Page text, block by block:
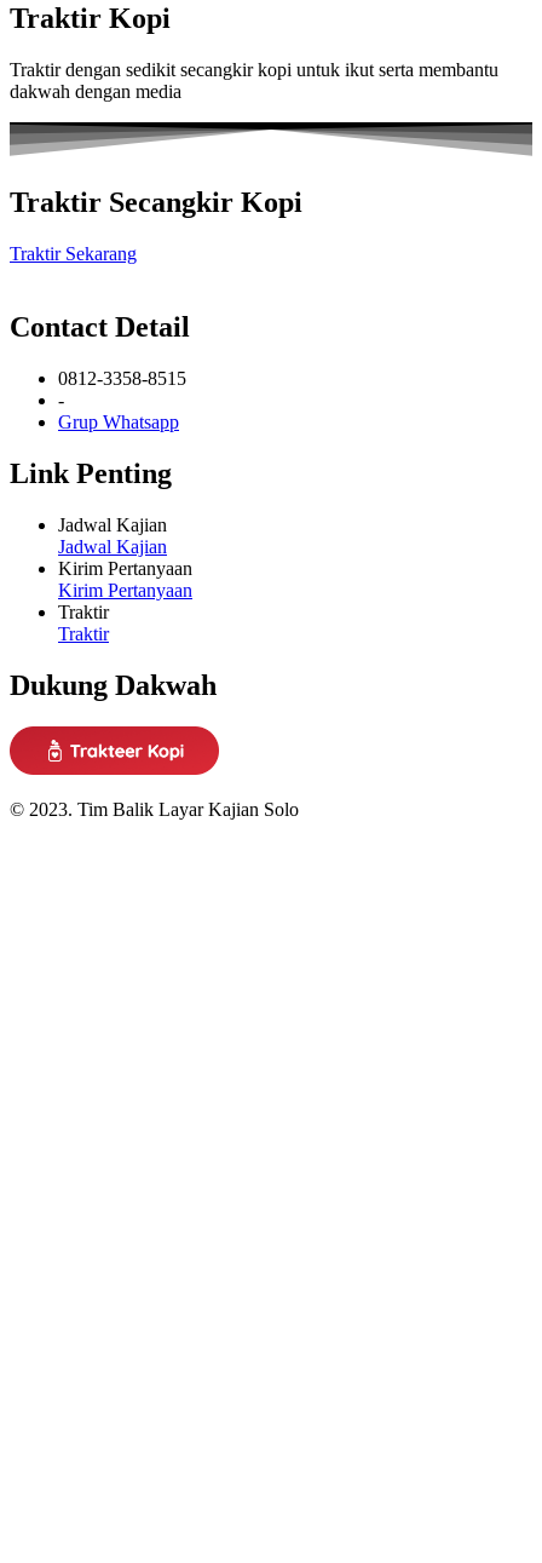
Traktir Kopi
Traktir dengan sedikit secangkir kopi untuk ikut serta membantu
dakwah dengan media
Traktir Secangkir Kopi
Traktir Sekarang
Contact Detail
0812-3358-8515
-
Grup Whatsapp
Link Penting
Jadwal Kajian
Jadwal Kajian
Kirim Pertanyaan
Kirim Pertanyaan
Traktir
Traktir
Dukung Dakwah
© 2023. Tim Balik Layar Kajian Solo